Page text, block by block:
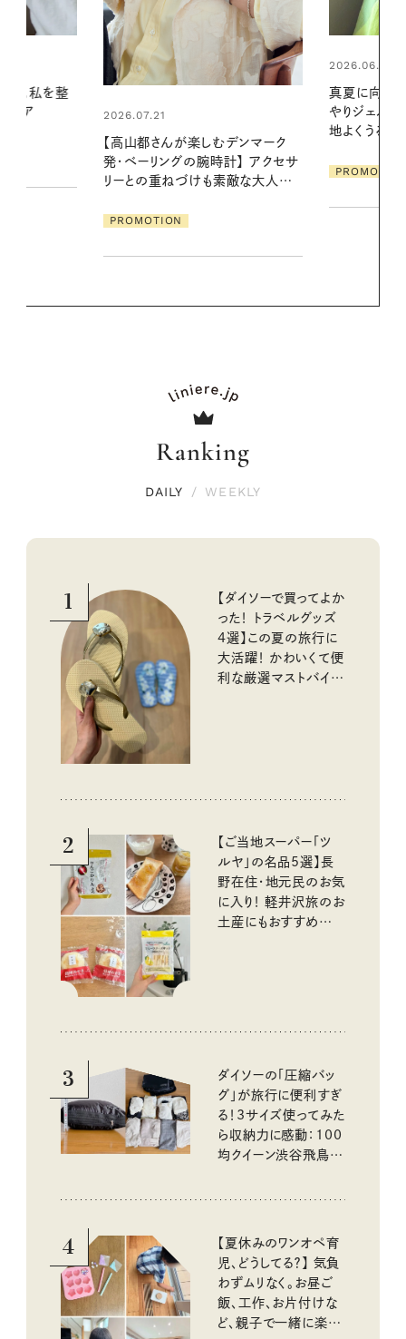
2026.06.01
やりジェルと出合う。暑い季節に心
ア
PROMOTION
2026.07.24
夏の髪と心
る【大人気の
1本で汗ばむ
Ranking
DAILY / WEEKLY
1
【ダイソーで買ってよか
った！ トラベルグッズ
4選】この夏の旅行に
大活躍！ かわいくて便
利な厳選マストバイア
2
【ご当地スーパー「ツ
ルヤ」の名品5選】長
野在住・地元民のお気
に入り！ 軽井沢旅のお
土産にもおすすめのお
3
ダイソーの「圧縮バッ
グ」が旅行に便利すぎ
る！3サイズ使ってみた
ら収納力に感動：100
均クイーン渋谷飛鳥の
4
【夏休みのワンオペ育
児、どうしてる？】 気負
わずムリなく。お昼ご
飯、工作、お片付けな
ど、親子で一緒に楽し